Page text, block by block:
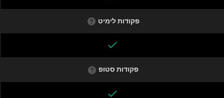
פקודות לימיט
פקודות סטופ